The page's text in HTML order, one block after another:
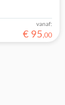
vanaf:
€ 95,00